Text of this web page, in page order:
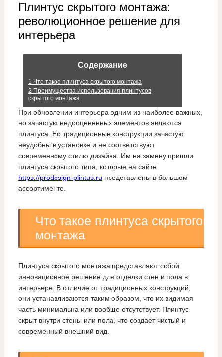
Плинтус скрытого монтажа:
революционное решение для
интерьера
Содержание
1 Что такое плинтуса скрытого монтажа
2 Преимущества использования плинтусов
скрытого монтажа
При обновлении интерьера одним из наиболее важных,
но зачастую недооцененных элементов являются
плинтуса. Но традиционные конструкции зачастую
неудобны в установке и не соответствуют
современному стилю дизайна. Им на замену пришли
плинтуса скрытого типа, которые на сайте
https://prodesign-plintus.ru представлены в большом
ассортименте.
Что такое плинтуса скрытого
монтажа
Плинтуса скрытого монтажа представляют собой
инновационное решение для отделки стен и пола в
интерьере. В отличие от традиционных конструкций,
они устанавливаются таким образом, что их видимая
часть минимальна или вообще отсутствует. Плинтус
скрыт внутри стены или пола, что создает чистый и
современный внешний вид.